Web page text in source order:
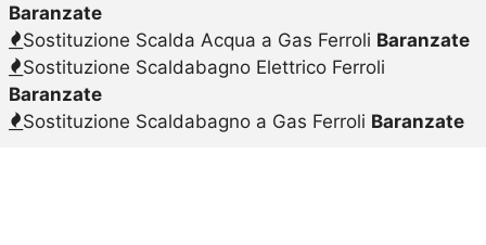
Baranzate
Sostituzione Scalda Acqua a Gas Ferroli Baranzate
Sostituzione Scaldabagno Elettrico Ferroli
Baranzate
Sostituzione Scaldabagno a Gas Ferroli Baranzate